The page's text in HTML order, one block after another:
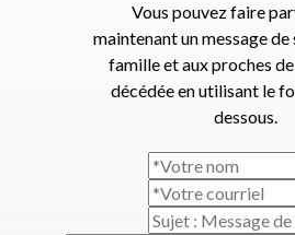
Vous pouvez faire
maintenant un message
famille et aux proches
décédée en utilisant le
dessous.